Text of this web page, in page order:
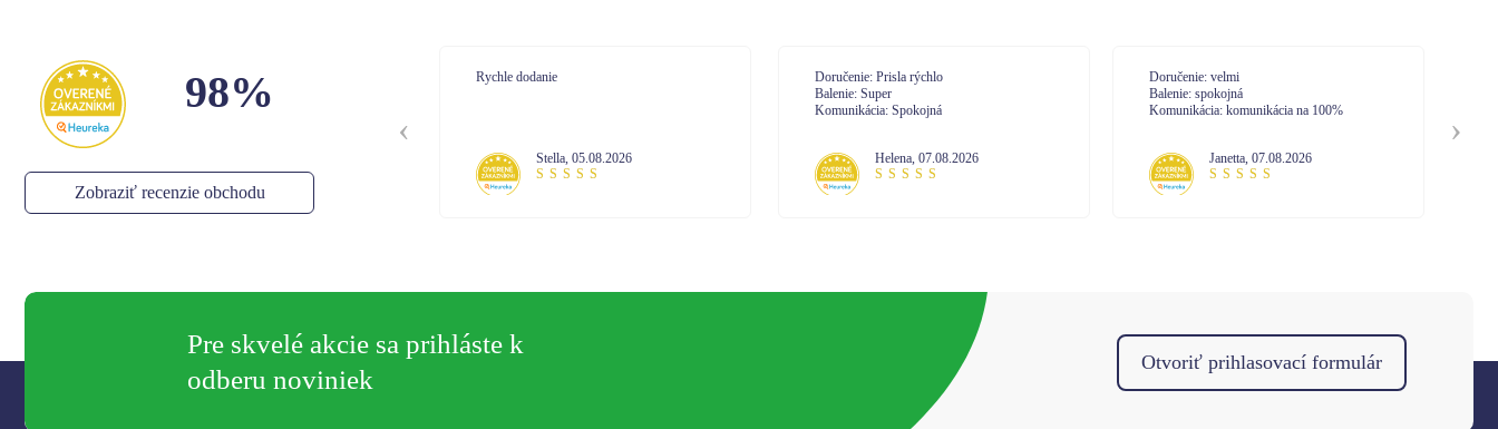
98%
Zobraziť recenzie obchodu
Rychle dodanie
Doručenie: Prisla rýchlo
Helena,07.08.2026
Doručenie: velmi
Balenie: spokojná
Komunikácia: komunikácia na 100%
Janetta, 07.08.2026
Doručenie: Vysoká spokojnosť. Expresné
vybavenie.
Balenie: So zabalením som bola spokojná
skúsenosť z minula. Vysoká profesionalita
pri vybavovaní.
Mária,07.08.2026
Pre skvelé akcie sa prihláste k
odberu noviniek
Otvoriť prihlasovací formulár